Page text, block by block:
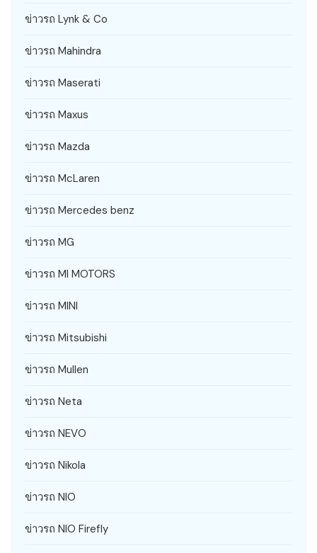
ข่าวรถ Lynk & Co
ข่าวรถ Mahindra
ข่าวรถ Maserati
ข่าวรถ Maxus
ข่าวรถ Mazda
ข่าวรถ McLaren
ข่าวรถ Mercedes benz
ข่าวรถ MG
ข่าวรถ MI MOTORS
ข่าวรถ MINI
ข่าวรถ Mitsubishi
ข่าวรถ Mullen
ข่าวรถ Neta
ข่าวรถ NEVO
ข่าวรถ Nikola
ข่าวรถ NIO
ข่าวรถ NIO Firefly